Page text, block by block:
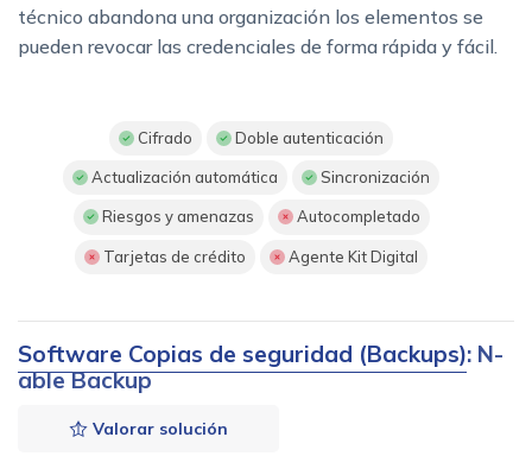
técnico abandona una organización los elementos se
pueden revocar las credenciales de forma rápida y fácil.
Cifrado Doble autenticación
Actualización automática Sincronización
Riesgos y amenazas Autocompletado
Tarjetas de crédito Agente Kit Digital
Software Copias de seguridad (Backups): N-
able Backup
Valorar solución